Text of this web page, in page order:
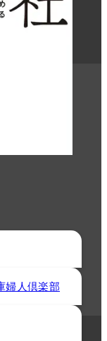
婦人倶楽部